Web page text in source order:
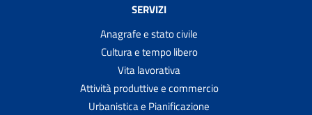
SERVIZI
Anagrafe e stato civile
Cultura e tempo libero
Vita lavorativa
Attività produttive e commercio
Urbanistica e Pianificazione